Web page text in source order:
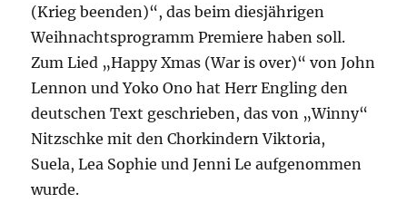
(Krieg beenden)“, das beim diesjährigen
Weihnachtsprogramm Premiere haben soll.
Zum Lied „Happy Xmas (War is over)“ von John
Lennon und Yoko Ono hat Herr Engling den
deutschen Text geschrieben, das von „Winny“
Nitzschke mit den Chorkindern Viktoria,
Suela, Lea Sophie und Jenni Le aufgenommen
wurde.